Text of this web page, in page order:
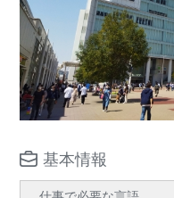
基本情報